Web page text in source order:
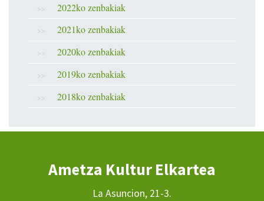
2022ko zenbakiak
2021ko zenbakiak
2020ko zenbakiak
2019ko zenbakiak
2018ko zenbakiak
Ametza Kultur Elkartea
La Asuncion, 21-3.